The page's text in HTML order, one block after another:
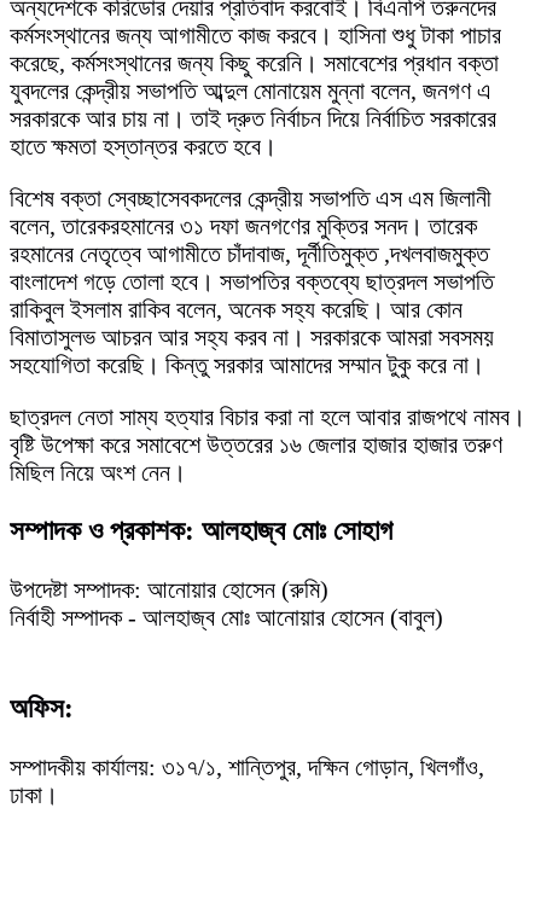
অন্যদেশকে করিডোর দেয়ার প্রতিবাদ করবোই। বিএনপি তরুনদের
কর্মসংস্থানের জন্য আগামীতে কাজ করবে। হাসিনা শুধু টাকা পাচার
করেছে, কর্মসংস্থানের জন্য কিছু করেনি। সমাবেশের প্রধান বক্তা
যুবদলের কেন্দ্রীয় সভাপতি আব্দুল মোনায়েম মুন্না বলেন, জনগণ এ
সরকারকে আর চায় না। তাই দ্রুত নির্বাচন দিয়ে নির্বাচিত সরকারের
হাতে ক্ষমতা হস্তান্তর করতে হবে।
বিশেষ বক্তা স্বেচ্ছাসেবকদলের কেন্দ্রীয় সভাপতি এস এম জিলানী
বলেন, তারেকরহমানের ৩১ দফা জনগণের মুক্তির সনদ। তারেক
রহমানের নেতৃত্বে আগামীতে চাঁদাবাজ, দূর্নীতিমুক্ত ,দখলবাজমুক্ত
বাংলাদেশ গড়ে তোলা হবে। সভাপতির বক্তব্যে ছাত্রদল সভাপতি
রাকিবুল ইসলাম রাকিব বলেন, অনেক সহ্য করেছি। আর কোন
বিমাতাসুলভ আচরন আর সহ্য করব না। সরকারকে আমরা সবসময়
সহযোগিতা করেছি। কিন্তু সরকার আমাদের সম্মান টুকু করে না।
ছাত্রদল নেতা সাম্য হত্যার বিচার করা না হলে আবার রাজপথে নামব।
বৃষ্টি উপেক্ষা করে সমাবেশে উত্তরের ১৬ জেলার হাজার হাজার তরুণ
মিছিল নিয়ে অংশ নেন।
সম্পাদক ও প্রকাশক: আলহাজ্ব মোঃ সোহাগ
উপদেষ্টা সম্পাদক: আনোয়ার হোসেন (রুমি)
নির্বাহী সম্পাদক - আলহাজ্ব মোঃ আনোয়ার হোসেন (বাবুল)
অফিস:
সম্পাদকীয় কার্যালয়: ৩১৭/১, শান্তিপুর, দক্ষিন গোড়ান, খিলগাঁও,
ঢাকা।